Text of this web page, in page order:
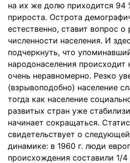
на их же долю приходится 94
прироста. Острота
естественно, ставит вопрос о
численности населения. И
подчеркнуть, что
народонаселения происходит
очень неравномерно. Резко
(взрывоподобно) население
тогда как население
развитых стран уже
начинает сокращаться.
свидетельствует о
динамике: в 1960 г. люди
происхождения составили 1/